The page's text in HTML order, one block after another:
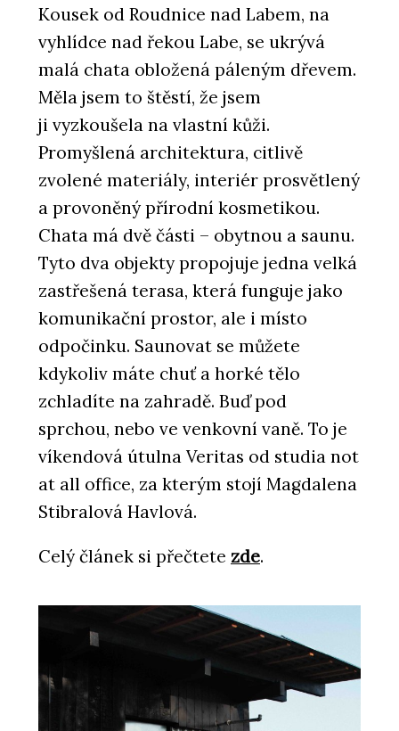
Kousek od Roudnice nad Labem, na
vyhlídce nad řekou Labe, se ukrývá
malá chata obložená páleným dřevem.
Měla jsem to štěstí, že jsem
ji vyzkoušela na vlastní kůži.
Promyšlená architektura, citlivě
zvolené materiály, interiér prosvětlený
a provoněný přírodní kosmetikou.
Chata má dvě části – obytnou a saunu.
Tyto dva objekty propojuje jedna velká
zastřešená terasa, která funguje jako
komunikační prostor, ale i místo
odpočinku. Saunovat se můžete
kdykoliv máte chuť a horké tělo
zchladíte na zahradě. Buď pod
sprchou, nebo ve venkovní vaně. To je
víkendová útulna Veritas od studia not
at all office, za kterým stojí Magdalena
Stibralová Havlová.
Celý článek si přečtete zde.